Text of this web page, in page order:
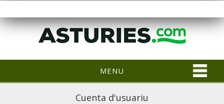
MENU
Cuenta d'usuariu